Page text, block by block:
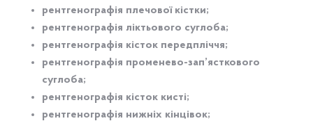
рентгенографія плечової кістки;
рентгенографія ліктьового суглоба;
рентгенографія кісток передпліччя;
рентгенографія променево-зап’ясткового
суглоба;
рентгенографія кісток кисті;
рентгенографія нижніх кінцівок;